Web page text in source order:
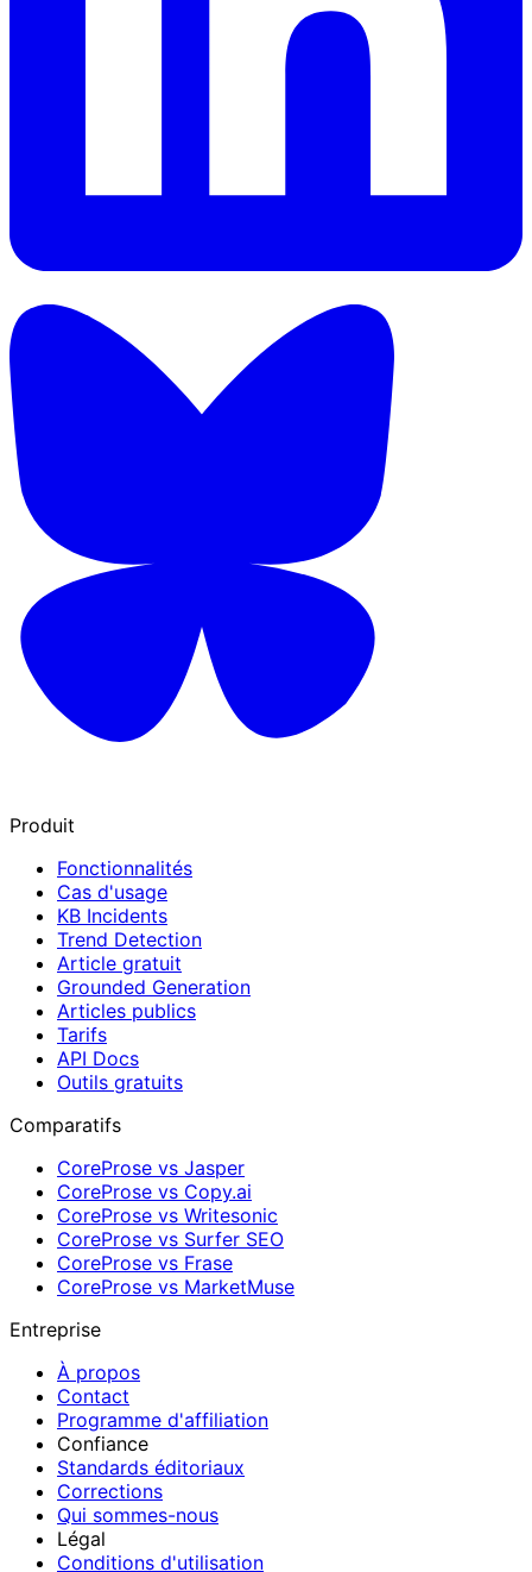
Produit
Fonctionnalités
Cas d'usage
KB Incidents
Trend Detection
Article gratuit
Grounded Generation
Articles publics
Tarifs
API Docs
Outils gratuits
Comparatifs
CoreProse vs Jasper
CoreProse vs Copy.ai
CoreProse vs Writesonic
CoreProse vs Surfer SEO
CoreProse vs Frase
CoreProse vs MarketMuse
Entreprise
À propos
Contact
Programme d'affiliation
Confiance
Standards éditoriaux
Corrections
Qui sommes-nous
Légal
Conditions d'utilisation